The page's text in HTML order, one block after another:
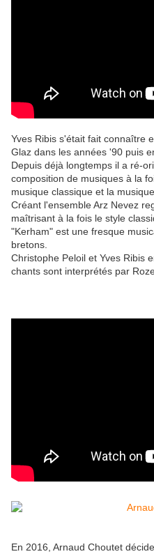
Yves Ribis s'était fait connaître
Glaz dans les années '90 puis
Depuis déjà longtemps il a ré-
composition de musiques à la
musique classique et la
Créant l'ensemble Arz Nevez
maîtrisant à la fois le style
"Kerham" est une fresque
bretons.
Christophe Peloil et Yves Ribis
chants sont interprétés par
En 2016, Arnaud Choutet